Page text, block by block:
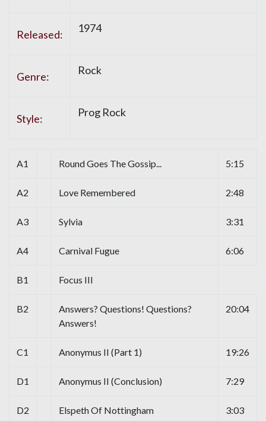
Released: 1974
Genre: Rock
Style: Prog Rock
A1 Round Goes The Gossip... 5:15
A2 Love Remembered 2:48
A3 Sylvia 3:31
A4 Carnival Fugue 6:06
B1 Focus III
B2
Answers? Questions! Questions?
Answers!
20:04
C1 Anonymus II (Part 1) 19:26
D1 Anonymus II (Conclusion) 7:29
D2 Elspeth Of Nottingham 3:03